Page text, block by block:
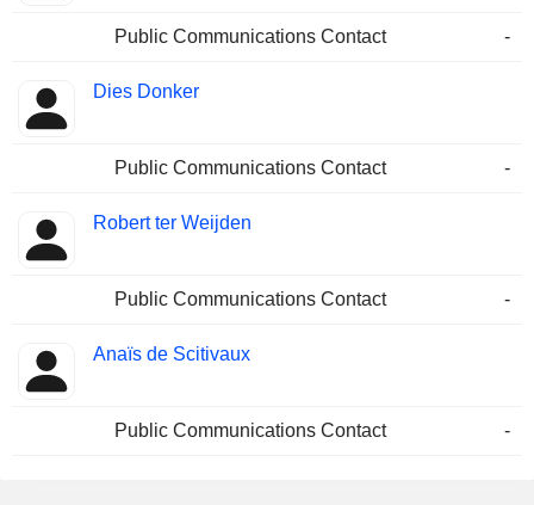
Public Communications Contact -
Dies Donker
Public Communications Contact -
Robert ter Weijden
Public Communications Contact -
Anaïs de Scitivaux
Public Communications Contact -